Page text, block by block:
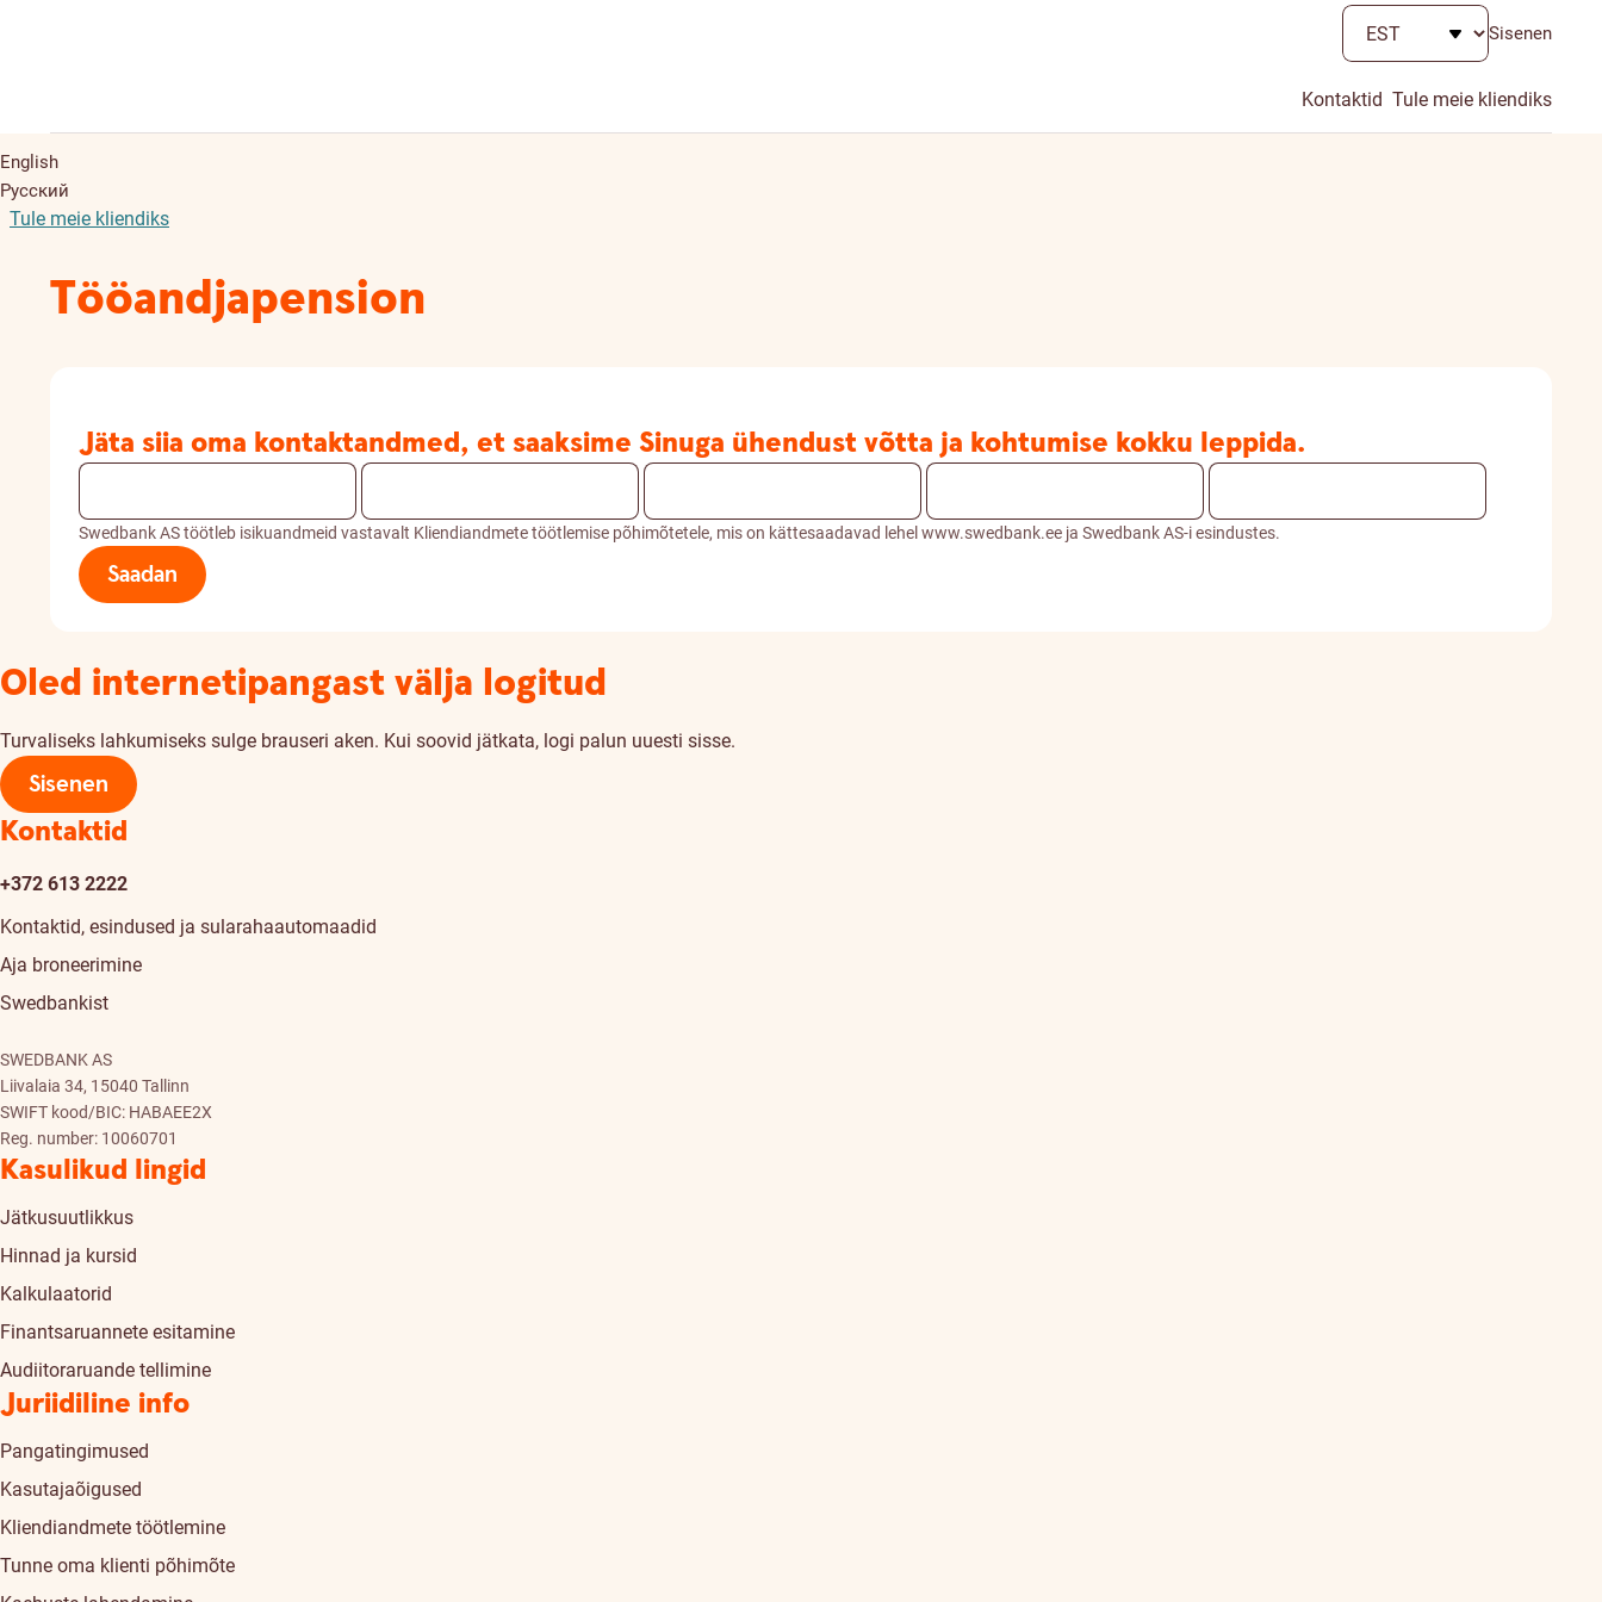
Sisenen
Kontaktid Tule meie kliendiks
English
Русский
Tule meie kliendiks
Tööandjapension
Jäta siia oma kontaktandmed, et saaksime Sinuga ühendust võtta ja kohtumise kokku leppida.
Swedbank AS töötleb isikuandmeid vastavalt Kliendiandmete töötlemise põhimõtetele, mis on kättesaadavad lehel www.swedbank.ee ja Swedbank AS-i esindustes.
Saadan
Oled internetipangast välja logitud
Turvaliseks lahkumiseks sulge brauseri aken. Kui soovid jätkata, logi palun uuesti sisse.
Sisenen
Kontaktid
+372 613 2222
Kontaktid, esindused ja sularahaautomaadid
Aja broneerimine
Swedbankist
SWEDBANK AS
Liivalaia 34, 15040 Tallinn
SWIFT kood/BIC: HABAEE2X
Reg. number: 10060701
Kasulikud lingid
Jätkusuutlikkus
Hinnad ja kursid
Kalkulaatorid
Finantsaruannete esitamine
Audiitoraruande tellimine
Juriidiline info
Pangatingimused
Kasutajaõigused
Kliendiandmete töötlemine
Tunne oma klienti põhimõte